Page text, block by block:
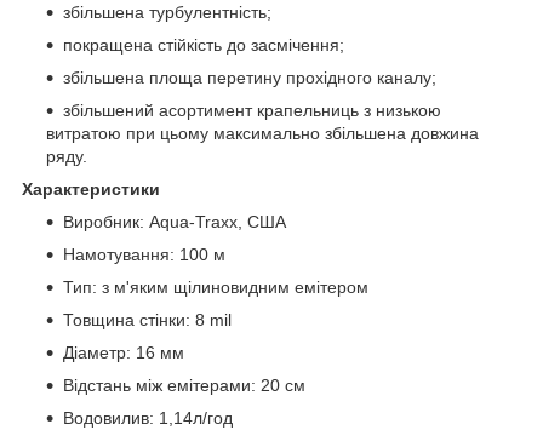
збільшена турбулентність;
покращена стійкість до засмічення;
збільшена площа перетину прохідного каналу;
збільшений асортимент крапельниць з низькою
витратою при цьому максимально збільшена довжина
ряду.
Характеристики
Виробник: Aqua-Traхх, США
Намотування: 100 м
Тип: з м'яким щілиновидним емітером
Товщина стінки: 8 mil
Діаметр: 16 мм
Відстань між емітерами: 20 см
Водовилив: 1,14л/год